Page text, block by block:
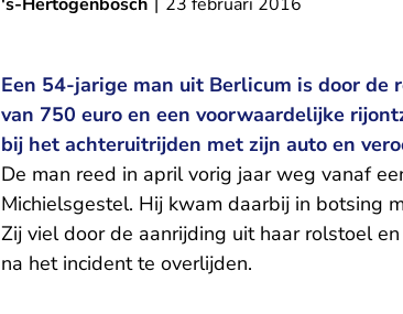
Een 54-jarige man uit Berlicum is door
van 750 euro en een voorwaardelijke
bij het achteruitrijden met zijn auto en
De man reed in april vorig jaar weg vanaf
Michielsgestel. Hij kwam daarbij in botsing
Zij viel door de aanrijding uit haar rolstoel
na het incident te overlijden.